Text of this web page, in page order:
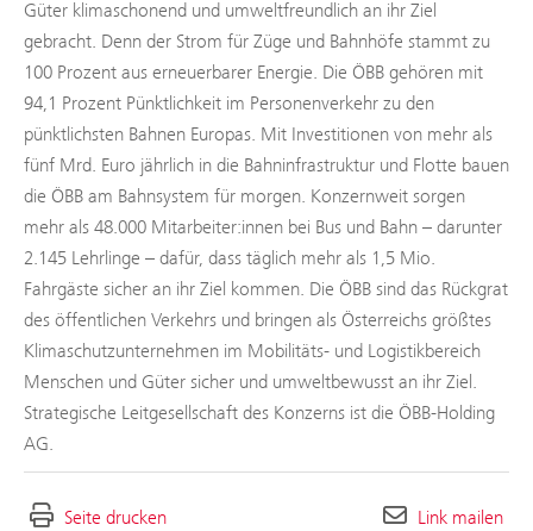
Güter klimaschonend und umweltfreundlich an ihr Ziel
gebracht. Denn der Strom für Züge und Bahnhöfe stammt zu
100 Prozent aus erneuerbarer Energie. Die ÖBB gehören mit
94,1 Prozent Pünktlichkeit im Personenverkehr zu den
pünktlichsten Bahnen Europas. Mit Investitionen von mehr als
fünf Mrd. Euro jährlich in die Bahninfrastruktur und Flotte bauen
die ÖBB am Bahnsystem für morgen. Konzernweit sorgen
mehr als 48.000 Mitarbeiter:innen bei Bus und Bahn – darunter
2.145 Lehrlinge – dafür, dass täglich mehr als 1,5 Mio.
Fahrgäste sicher an ihr Ziel kommen. Die ÖBB sind das Rückgrat
des öffentlichen Verkehrs und bringen als Österreichs größtes
Klimaschutzunternehmen im Mobilitäts- und Logistikbereich
Menschen und Güter sicher und umweltbewusst an ihr Ziel.
Strategische Leitgesellschaft des Konzerns ist die ÖBB-Holding
AG.
Seite drucken Link mailen